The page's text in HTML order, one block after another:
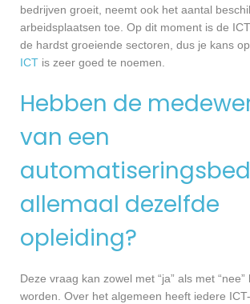
bedrijven groeit, neemt ook het aantal
arbeidsplaatsen toe. Op dit moment is de
de hardst groeiende sectoren, dus je kans
ICT is zeer goed te noemen.
Hebben de
van een
allemaal dezelfde
opleiding?
Deze vraag kan zowel met “ja” als met
worden. Over het algemeen heeft iedere